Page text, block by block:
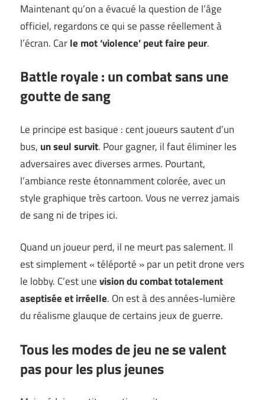
Maintenant qu’on a évacué la question de l’âge
officiel, regardons ce qui se passe réellement à
l’écran. Carle mot ‘violence’ peut faire peur.
Battle royale : un combat sans une
goutte de sang
Le principe est basique : cent joueurs sautent d’un
bus, un seul survit. Pour gagner, il faut éliminer les
adversaires avec diverses armes. Pourtant,
l’ambiance reste étonnamment colorée, avec un
style graphique très cartoon. Vous ne verrez jamais
de sang ni de tripes ici.
Quand un joueur perd, il ne meurt pas salement. Il
est simplement « téléporté » par un petit drone vers
le lobby. C’est unevision du combat totalement
aseptisée et irréelle. On est à des années-lumière
du réalisme glauque de certains jeux de guerre.
Tous les modes de jeu ne se valent
pas pour les plus jeunes